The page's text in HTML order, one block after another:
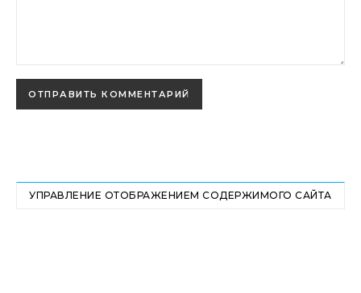
УПРАВЛЕНИЕ ОТОБРАЖЕНИЕМ СОДЕРЖИМОГО САЙТА